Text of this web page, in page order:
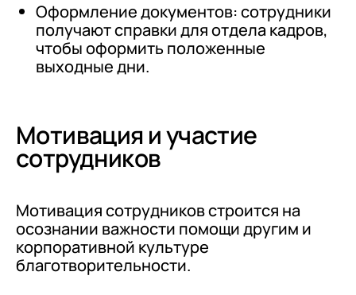
Оформление документов: сотрудники
получают справки для отдела кадров,
чтобы оформить положенные
выходные дни.
Мотивация и участие
сотрудников
Мотивация сотрудников строится на
осознании важности помощи другим и
корпоративной культуре
благотворительности.